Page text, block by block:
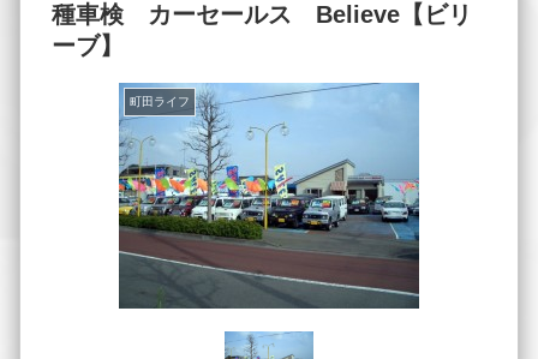
種車検 カーセールス Believe【ビリ
ーブ】
町田ライフ